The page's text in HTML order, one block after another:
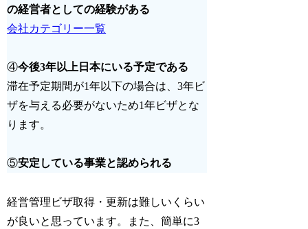
の経営者としての経験がある
会社カテゴリー一覧
④今後3年以上日本にいる予定である
滞在予定期間が1年以下の場合は、3年ビ
ザを与える必要がないため1年ビザとな
ります。
⑤安定している事業と認められる
経営管理ビザ取得・更新は難しいくらい
が良いと思っています。また、簡単に3